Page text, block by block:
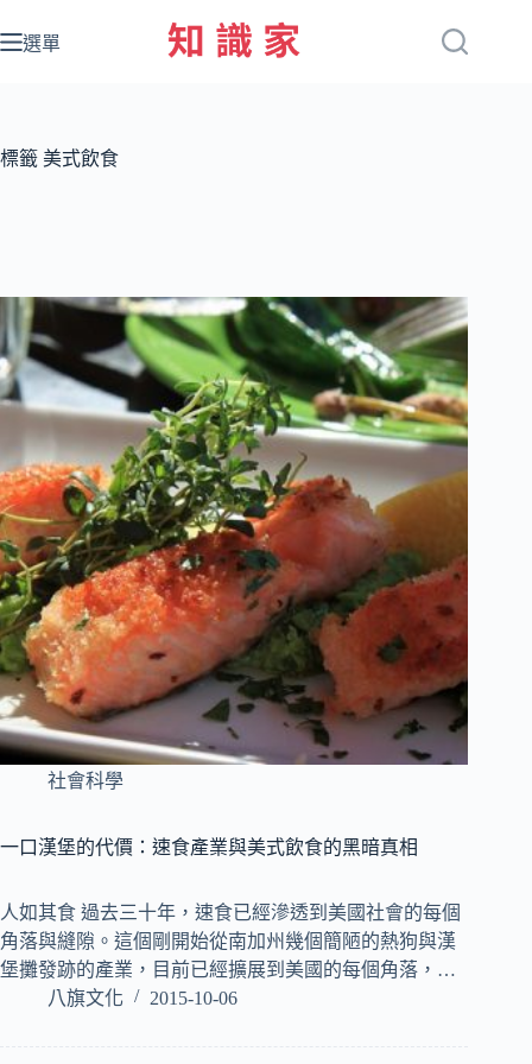
至
容
選單
標籤 美式飲食
社會科學
一口漢堡的代價：速食產業與美式飲食的黑暗真相
人如其食 過去三十年，速食已經滲透到美國社會的每個
角落與縫隙。這個剛開始從南加州幾個簡陋的熱狗與漢
堡攤發跡的產業，目前已經擴展到美國的每個角落，…
八旗文化
2015-10-06